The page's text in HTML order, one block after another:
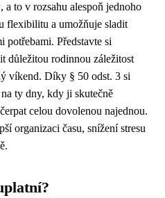
, a to v rozsahu alespoň jednoho
flexibilitu a umožňuje sladit
potřebami. Představte si
důležitou rodinnou záležitost
víkend. Díky § 50 odst. 3 si
ty dny, kdy ji skutečně
celou dovolenou najednou.
organizaci času, snížení stresu